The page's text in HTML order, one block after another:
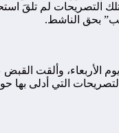
التصريحات لم تلقَ
بحق الناشط.
وألقت
التي أدلى بها